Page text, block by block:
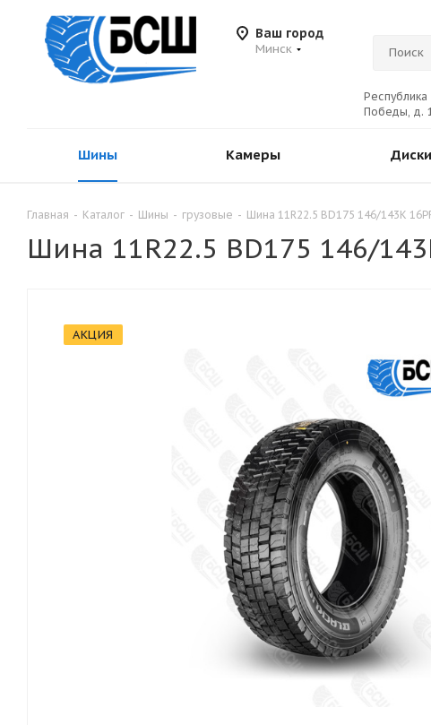
Ваш город
Минск
Победы, д.
Шины Камеры Диски
Главная - Каталог - Шины - грузовые - Шина 11R22.5 BD175 146/143K
Шина 11R22.5 BD175 146/
АКЦИЯ